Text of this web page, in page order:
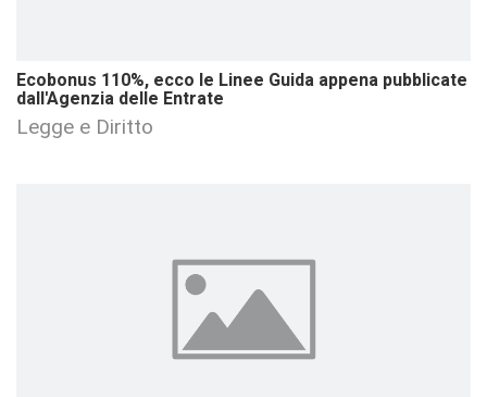
Ecobonus 110%, ecco le Linee Guida appena pubblicate
dall'Agenzia delle Entrate
Legge e Diritto